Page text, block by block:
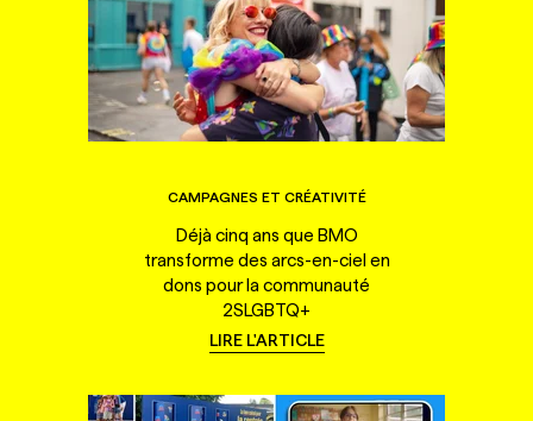
CAMPAGNES ET CRÉATIVITÉ
Déjà cinq ans que BMO
transforme des arcs-en-ciel en
dons pour la communauté
2SLGBTQ+
LIRE L'ARTICLE